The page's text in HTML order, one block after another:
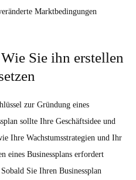
Marktbedingungen
Sie ihn erstellen
zur Gründung eines
sollte Ihre Geschäftsidee und
Ihre Wachstumsstrategien und Ihr
eines Businessplans erfordert
Sie Ihren Businessplan